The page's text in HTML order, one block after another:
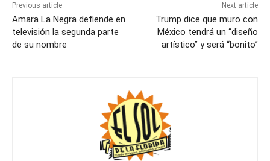
Previous article
Amara La Negra defiende en
televisión la segunda parte
de su nombre
Next article
Trump dice que muro con
México tendrá un “diseño
artístico” y será “bonito”